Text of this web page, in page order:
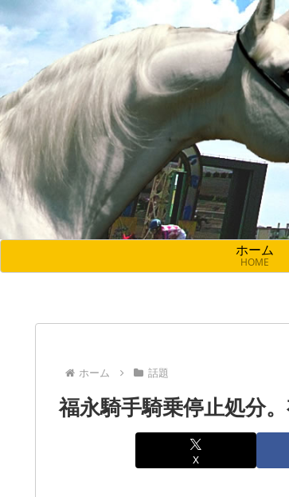
ホーム
HOME
ホーム 話題
福永騎手騎乗停止処分
X